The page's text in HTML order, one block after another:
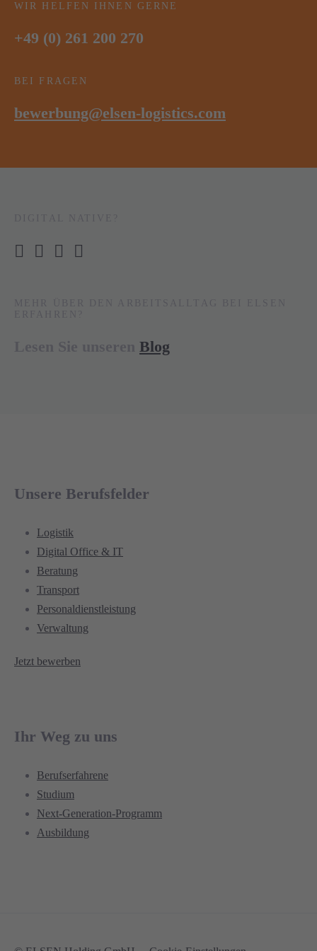
WIR HELFEN IHNEN GERNE
+49 (0) 261 200 270
BEI FRAGEN
bewerbung@elsen-logistics.com
Blog
Unsere Berufsfelder
Logistik
Digital Office & IT
Beratung
Transport
Personaldienstleistung
Verwaltung
Jetzt bewerben
Ihr Weg zu uns
Berufserfahrene
Studium
Next-Generation-Programm
Ausbildung